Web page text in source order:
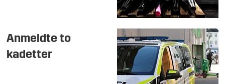
Anmeldte to
kadetter